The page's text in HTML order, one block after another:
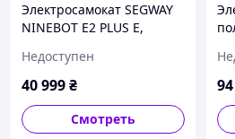
Электросамокат SEGWAY
NINEBOT E2 PLUS E,
(AA.10.14.02.0001)
Недоступен
40 999₴
Смотреть